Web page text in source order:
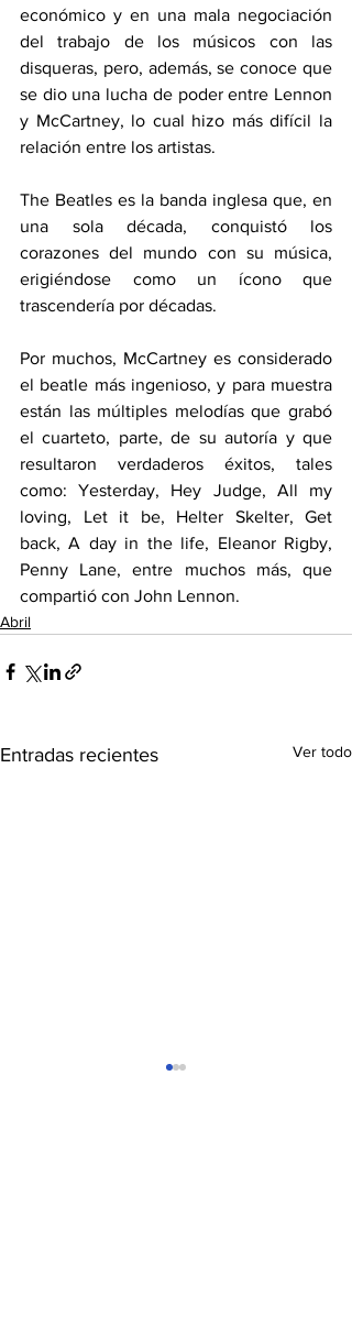
económico y en una mala negociación
del trabajo de los músicos con las
disqueras, pero, además, se conoce que
se dio una lucha de poder entre Lennon
y McCartney, lo cual hizo más difícil la
relación entre los artistas.
The Beatles es la banda inglesa que, en
una sola década, conquistó los
corazones del mundo con su música,
erigiéndose como un ícono que
trascendería por décadas.
Por muchos, McCartney es considerado
el beatle más ingenioso, y para muestra
están las múltiples melodías que grabó
el cuarteto, parte, de su autoría y que
resultaron verdaderos éxitos, tales
como: Yesterday, Hey Judge, All my
loving, Let it be, Helter Skelter, Get
back, A day in the life, Eleanor Rigby,
Penny Lane, entre muchos más, que
compartió con John Lennon.
Abril
Entradas recientes Ver todo